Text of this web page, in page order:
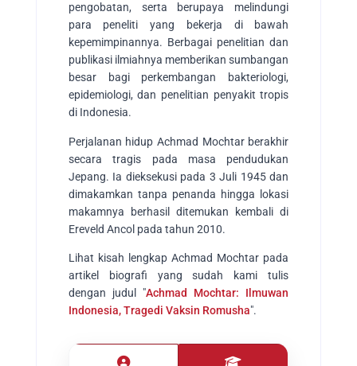
pengobatan, serta berupaya melindungi
para peneliti yang bekerja di bawah
kepemimpinannya. Berbagai penelitian dan
publikasi ilmiahnya memberikan sumbangan
besar bagi perkembangan bakteriologi,
epidemiologi, dan penelitian penyakit tropis
di Indonesia.
Perjalanan hidup Achmad Mochtar berakhir
secara tragis pada masa pendudukan
Jepang. Ia dieksekusi pada 3 Juli 1945 dan
dimakamkan tanpa penanda hingga lokasi
makamnya berhasil ditemukan kembali di
Ereveld Ancol pada tahun 2010.
Lihat kisah lengkap Achmad Mochtar pada
artikel biografi yang sudah kami tulis
dengan judul "Achmad Mochtar: Ilmuwan
Indonesia, Tragedi Vaksin Romusha".